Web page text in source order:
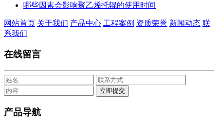
哪些因素会影响聚乙烯托辊的使用时间
网站首页 关于我们 产品中心 工程案例 资质荣誉 新闻动态 联
系我们
在线留言
产品导航